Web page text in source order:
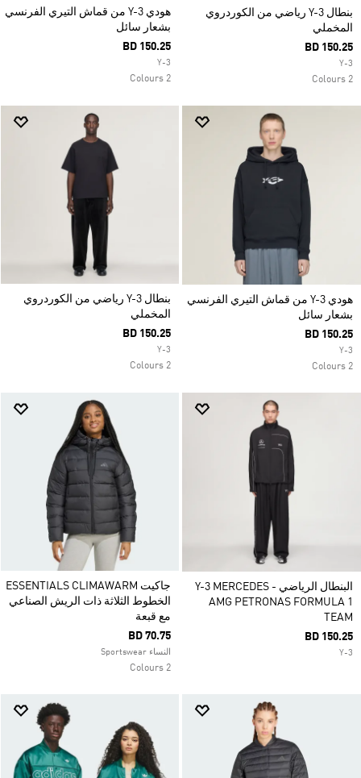
بنطال Y-3 رياضي من الكوردروي
المخملي
BD 150.25
Y-3
2 Colours
هودي Y-3 من قماش التيري الفرنسي
بشعار سائل
BD 150.25
Y-3
2 Colours
هودي Y-3 من قماش التيري الفرنسي
بشعار سائل
BD 150.25
Y-3
2 Colours
بنطال Y-3 رياضي من الكوردروي
المخملي
BD 150.25
Y-3
2 Colours
البنطال الرياضي Y-3 MERCEDES -
AMG PETRONAS FORMULA 1
TEAM
BD 150.25
Y-3
جاكيت ESSENTIALS CLIMAWARM
الخطوط الثلاثة ذات الريش الصناعي
مع قبعة
BD 70.75
النساء Sportswear
2 Colours